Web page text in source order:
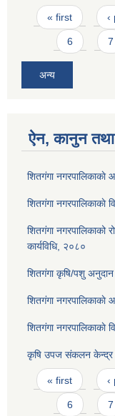
Pages
« first ‹
6 7
अन्य
ऐन, कानुन तथा
शितगंगा
शितगंगा नगरपालिकाकाे
शितगंगा नगरपालिकाको
कार्यविधि, २०८०
शितगंगा कृषि/पशु अनुदान
शितगंगा नगरपालिकाकाे
शितगंगा नगरपालिकाकाे
कृषि उपज संकलन केन्द्र
Pages
« first ‹
6 7